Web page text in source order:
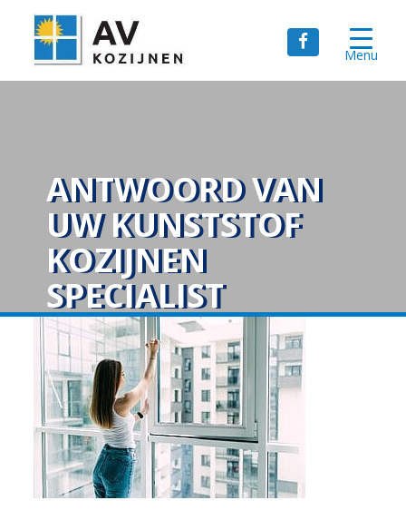
ANTWOORD VAN
UW KUNSTSTOF
KOZIJNEN
SPECIALIST
Menu